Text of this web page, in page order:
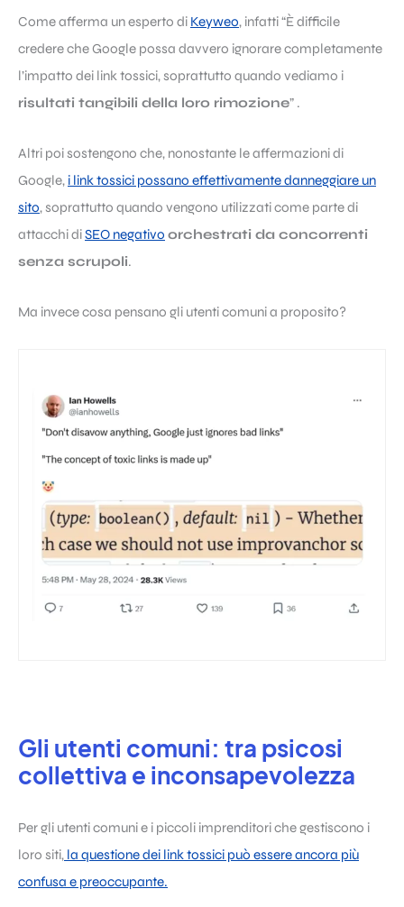
Come afferma un esperto di Keyweo, infatti “È difficile
credere che Google possa davvero ignorare completamente
l’impatto dei link tossici, soprattutto quando vediamo i
risultati tangibili della loro rimozione” .
Altri poi sostengono che, nonostante le affermazioni di
Google, i link tossici possano effettivamente danneggiare un
sito, soprattutto quando vengono utilizzati come parte di
attacchi diSEO negativo orchestrati da concorrenti
senza scrupoli.
Ma invece cosa pensano gli utenti comuni a proposito?
Gli utenti comuni: tra psicosi
collettiva e inconsapevolezza
Per gli utenti comuni e i piccoli imprenditori che gestiscono i
loro siti, la questione dei link tossici può essere ancora più
confusa e preoccupante.